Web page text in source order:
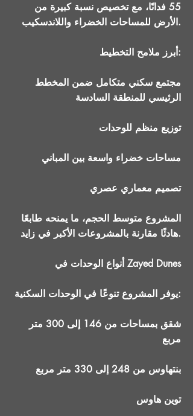
55 فدانًا، مع تخصيص نسبة كبيرة من
الأرض للمساحات الخضراء واللاندسكيب.
أبرز ملامح التخطيط:
مجتمع سكني متكامل ضمن المخطط
الرئيسي للمنطقة السادسة
توزيع منظم للوحدات
مساحات خضراء واسعة بين المباني
تصميم معماري عصري
المشروع متوسط الحجم، ما يمنحه طابعًا
هادئًا مقارنة بالمشروعات الأكبر في زايد.
أنواع الوحدات في Zayed Dunes
يوفر المشروع تنوعًا في الوحدات السكنية:
شقق بمساحات من 146 إلى 300 متر
مربع
بنتهاوس من 248 إلى 330 متر مربع
توين هاوس